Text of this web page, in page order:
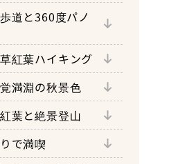
道と360度パノ
紅葉ハイキング
満淵の秋景色
葉と絶景登山
で満喫